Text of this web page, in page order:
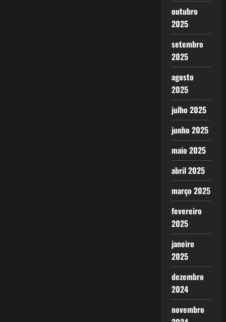
outubro
2025
setembro
2025
agosto
2025
julho 2025
junho 2025
maio 2025
abril 2025
março 2025
fevereiro
2025
janeiro
2025
dezembro
2024
novembro